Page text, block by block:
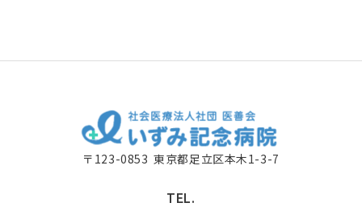
〒123-0853 東京都足立区本木1-3-7
TEL.